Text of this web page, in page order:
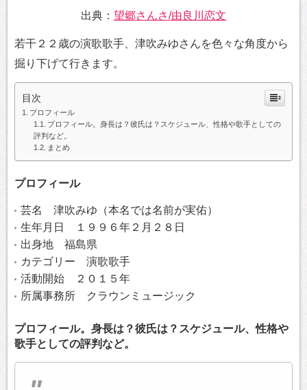
出典： 望郷さんさ/由良川恋文
若干２２歳の演歌歌手、津吹みゆさんを色々な角度から
掘り下げて行きます。
目次
プロフィール
プロフィール。身長は？彼氏は？スケジュール、性格や歌手としての
評判など。
まとめ
プロフィール
芸名 津吹みゆ（本名では名前が実佑）
生年月日 １９９６年２月２８日
出身地 福島県
カテゴリー 演歌歌手
活動開始 ２０１５年
所属事務所 クラウンミュージック
プロフィール。身長は？彼氏は？スケジュール、性格や
歌手としての評判など。